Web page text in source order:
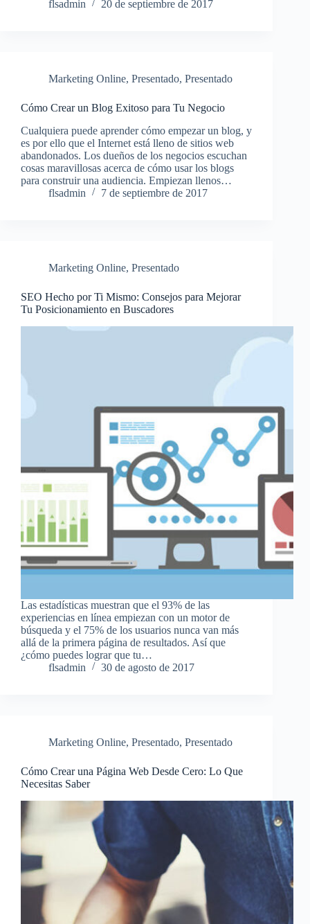
flsadmin 20 de septiembre de 2017
Marketing Online, Presentado, Presentado
Cómo Crear un Blog Exitoso para Tu Negocio
Cualquiera puede aprender cómo empezar un blog, y
es por ello que el Internet está lleno de sitios web
abandonados. Los dueños de los negocios escuchan
cosas maravillosas acerca de cómo usar los blogs
para construir una audiencia. Empiezan llenos…
flsadmin
7 de septiembre de 2017
Marketing Online, Presentado
SEO Hecho por Ti Mismo: Consejos para Mejorar
Tu Posicionamiento en Buscadores
Las estadísticas muestran que el 93% de las
experiencias en línea empiezan con un motor de
búsqueda y el 75% de los usuarios nunca van más
allá de la primera página de resultados. Así que
¿cómo puedes lograr que tu…
flsadmin
30 de agosto de 2017
Marketing Online, Presentado, Presentado
Cómo Crear una Página Web Desde Cero: Lo Que
Necesitas Saber